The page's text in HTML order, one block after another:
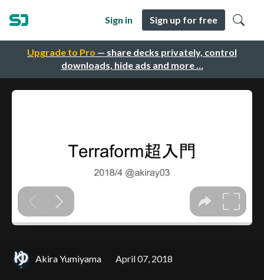
Upgrade to Pro — share decks privately, control
downloads, hide ads and more …
Sign in Sign up for free
Akira Yumiyama April 07, 2018